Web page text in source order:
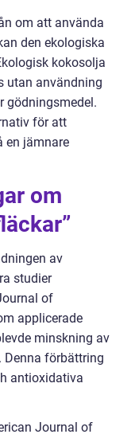
om att använda
den ekologiska
kokosolja
utan användning
gödningsmedel.
för att
en jämnare
om
av
studier
of
applicerade
minskning av
Denna förbättring
antioxidativa
Journal of